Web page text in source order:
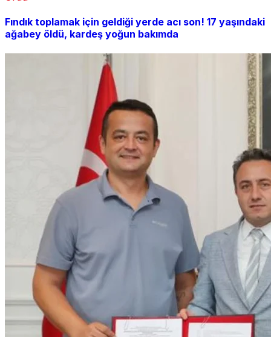
Fındık toplamak için geldiği yerde acı son! 17 yaşındaki
ağabey öldü, kardeş yoğun bakımda